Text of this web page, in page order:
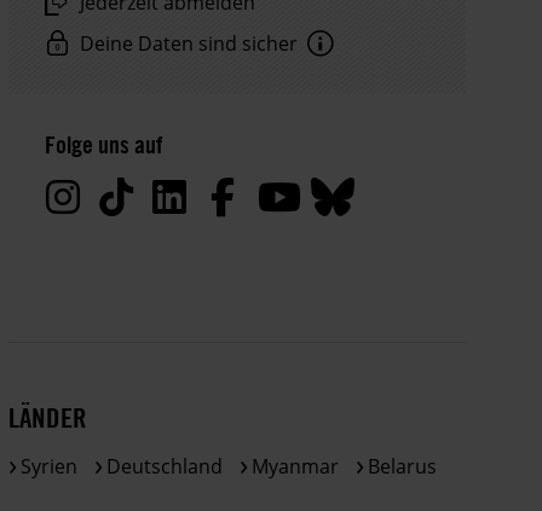
Deine Daten sind sicher
Daten
werden
der
gesetzlichen
Folge uns auf
LÄNDER
Syrien Deutschland Myanmar
Belarus